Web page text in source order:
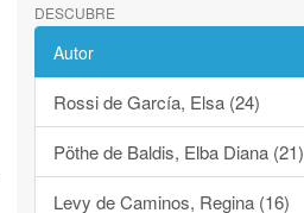
DESCUBRE
Autor
Rossi de García, Elsa (24)
Pöthe de Baldis, Elba Diana (21)
Levy de Caminos, Regina (16)